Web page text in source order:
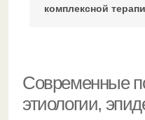
комплексной
Современные
этиологии,